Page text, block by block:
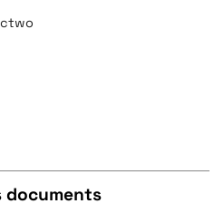
documents